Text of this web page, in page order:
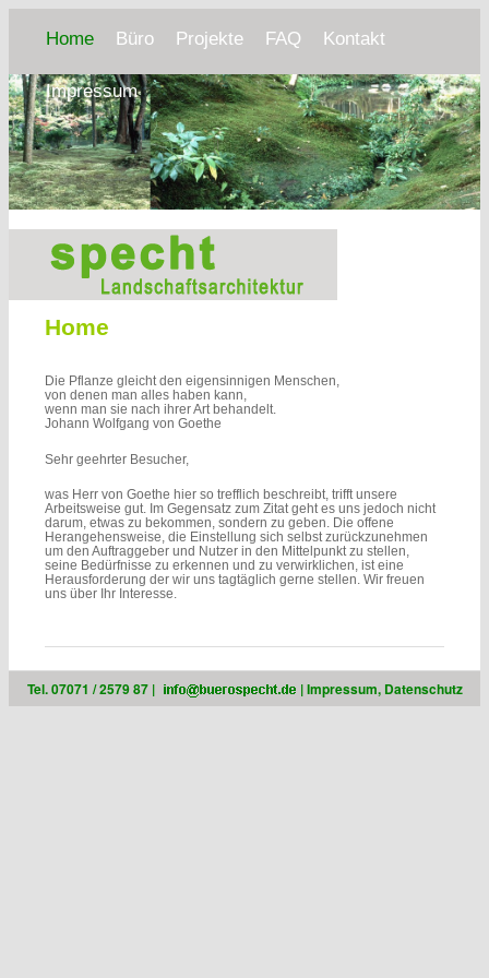
Hauptmenü
Zum primären Inhalt springen
Zum sekundären Inhalt springen
Home Büro Projekte FAQ Kontakt
Impressum
Home
Die Pflanze gleicht den eigensinnigen Menschen,
von denen man alles haben kann,
wenn man sie nach ihrer Art behandelt.
Johann Wolfgang von Goethe
Sehr geehrter Besucher,
was Herr von Goethe hier so trefflich beschreibt, trifft unsere
Arbeitsweise gut. Im Gegensatz zum Zitat geht es uns jedoch nicht
darum, etwas zu bekommen, sondern zu geben. Die offene
Herangehensweise, die Einstellung sich selbst zurückzunehmen
um den Auftraggeber und Nutzer in den Mittelpunkt zu stellen,
seine Bedürfnisse zu erkennen und zu verwirklichen, ist eine
Herausforderung der wir uns tagtäglich gerne stellen. Wir freuen
uns über Ihr Interesse.
Tel. 07071 / 2579 87 | |Impressum, Datenschutz